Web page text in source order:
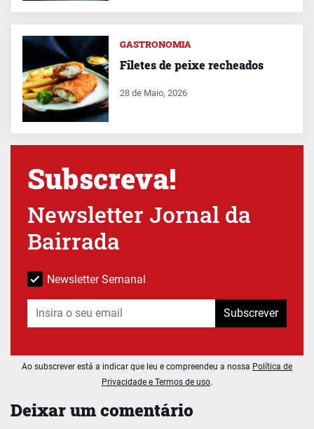
Deixar um comentário
GASTRONOMIA
Filetes de peixe recheados
28 de Maio, 2026
Subscreva!
Newsletter Jornal da
Bairrada
Newsletter Semanal
Subscrever
Ao subscrever está a indicar que leu e compreendeu a nossa Política de
Privacidade e Termos de uso.